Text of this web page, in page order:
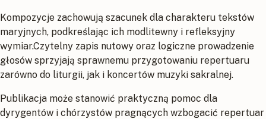
Kompozycje zachowują szacunek dla charakteru tekstów
maryjnych, podkreślając ich modlitewny i refleksyjny
wymiar.Czytelny zapis nutowy oraz logiczne prowadzenie
głosów sprzyjają sprawnemu przygotowaniu repertuaru
zarówno do liturgii, jak i koncertów muzyki sakralnej.
Publikacja może stanowić praktyczną pomoc dla
dyrygentów i chórzystów pragnących wzbogacić repertuar